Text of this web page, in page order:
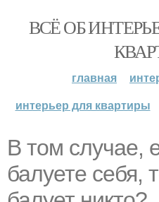
ВСЁ ОБ
главная
интерьер для квартиры
В том случае,
балуете себя,